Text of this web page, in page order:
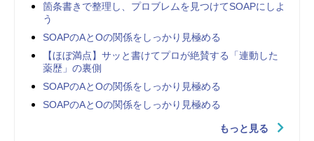
箇条書きで整理し、プロブレムを見つけてSOAPにしよ
う
SOAPのAとOの関係をしっかり見極める
【ほぼ満点】サッと書けてプロが絶賛する「連動した
薬歴」の裏側
SOAPのAとOの関係をしっかり見極める
SOAPのAとOの関係をしっかり見極める
もっと見る